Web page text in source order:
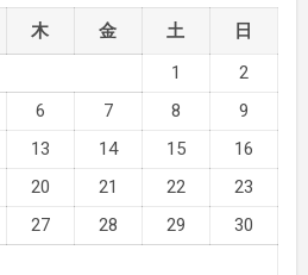
木 金 土
日
1
2
6 7 8
9
13 14 15
16
20 21 22
23
27 28 29
30